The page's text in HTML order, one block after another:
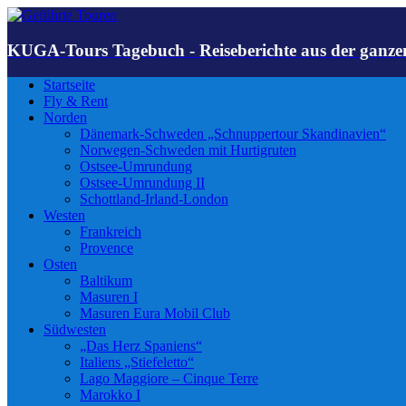
KUGA-Tours Tagebuch - Reiseberichte aus der
Startseite
Fly & Rent
Norden
Dänemark-Schweden „Schnuppertour Skandinavien“
Norwegen-Schweden mit Hurtigruten
Ostsee-Umrundung
Ostsee-Umrundung II
Schottland-Irland-London
Westen
Frankreich
Provence
Osten
Baltikum
Masuren I
Masuren Eura Mobil Club
Südwesten
„Das Herz Spaniens“
Italiens „Stiefeletto“
Lago Maggiore – Cinque Terre
Marokko I